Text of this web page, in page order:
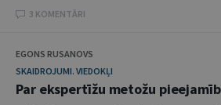
3 KOMENTĀRI
EGONS RUSANOVS
SKAIDROJUMI. VIEDOKĻI
Par ekspertīžu metožu